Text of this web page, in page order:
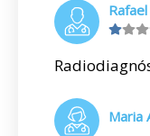
Maria